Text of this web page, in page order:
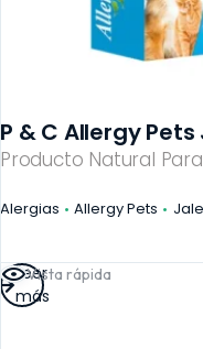
Producto Natural
P & C Allergy
Alergias Allergy Pets
Vista rápida
Leer
más